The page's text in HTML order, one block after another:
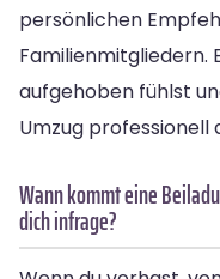
persönlichen
Familienmitgliedern.
aufgehoben fühlst
Umzug
Wann kommt eine
dich infrage?